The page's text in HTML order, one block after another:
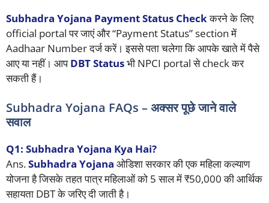
Subhadra Yojana Payment Status Checkकरने के लिए
official portal पर जाएं और “Payment Status” section में
Aadhaar Number दर्ज करें। इससे पता चलेगा कि आपके खाते में पैसे
आए या नहीं। आपDBT Statusभी NPCI portal से check कर
सकती हैं।
Subhadra Yojana FAQs – अक्सर पूछे जाने वाले
सवाल
Q1: Subhadra Yojana Kya Hai?
Ans.Subhadra Yojana ओडिशा सरकार की एक महिला कल्याण
योजना है जिसके तहत पात्र महिलाओं को 5 साल में ₹50,000 की आर्थिक
सहायता DBT के जरिए दी जाती है।